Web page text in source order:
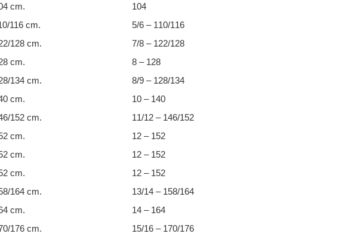
cm.
104
116 cm.
5/6 – 110/116
128 cm.
7/8 – 122/128
cm.
8 – 128
134 cm.
8/9 – 128/134
cm.
10 – 140
152 cm.
11/12 – 146/152
cm.
12 – 152
cm.
12 – 152
cm.
12 – 152
164 cm.
13/14 – 158/164
cm.
14 – 164
176 cm. 15/16 – 170/176